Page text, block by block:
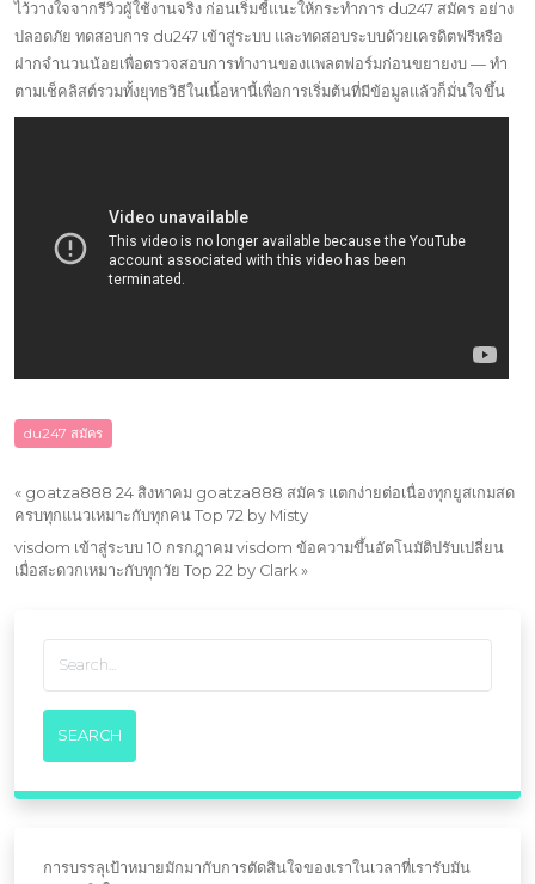
ไว้วางใจจากรีวิวผู้ใช้งานจริง ก่อนเริ่มชี้แนะให้กระทำการ du247 สมัคร อย่าง
ปลอดภัย ทดสอบการ du247 เข้าสู่ระบบ และทดสอบระบบด้วยเครดิตฟรีหรือ
ฝากจำนวนน้อยเพื่อตรวจสอบการทำงานของแพลตฟอร์มก่อนขยายงบ — ทำ
ตามเช็คลิสต์รวมทั้งยุทธวิธีในเนื้อหานี้เพื่อการเริ่มต้นที่มีข้อมูลแล้วก็มั่นใจขึ้น
du247 สมัคร
« goatza888 24 สิงหาคม goatza888 สมัคร แตกง่ายต่อเนื่องทุกยูสเกมสด
ครบทุกแนวเหมาะกับทุกคน Top 72 by Misty
visdom เข้าสู่ระบบ 10 กรกฎาคม visdom ข้อความขึ้นอัตโนมัติปรับเปลี่ยน
เมื่อสะดวกเหมาะกับทุกวัย Top 22 by Clark »
การบรรลุเป้าหมายมักมากับการตัดสินใจของเราในเวลาที่เรารับมัน